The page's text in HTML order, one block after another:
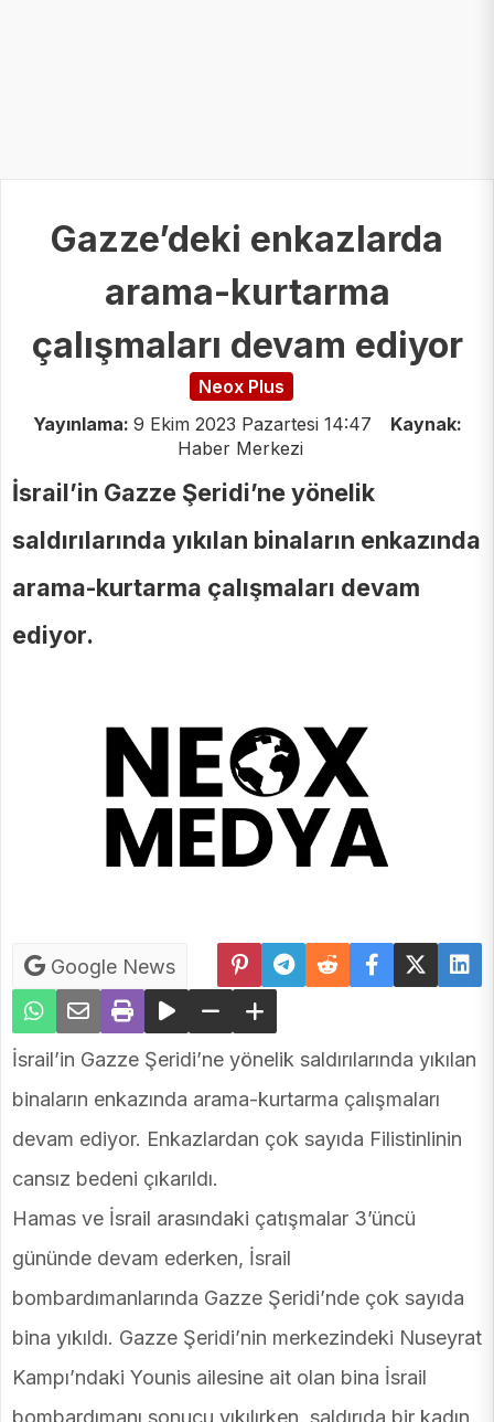
Gazze’deki enkazlarda
arama-kurtarma
çalışmaları devam ediyor
Neox Plus
Yayınlama: 9 Ekim 2023 Pazartesi 14:47
Kaynak:
Haber Merkezi
İsrail’in Gazze Şeridi’ne yönelik
saldırılarında yıkılan binaların enkazında
arama-kurtarma çalışmaları devam
ediyor.
Google News
İsrail’in Gazze Şeridi’ne yönelik saldırılarında yıkılan
binaların enkazında arama-kurtarma çalışmaları
devam ediyor. Enkazlardan çok sayıda Filistinlinin
cansız bedeni çıkarıldı.
Hamas ve İsrail arasındaki çatışmalar 3’üncü
gününde devam ederken, İsrail
bombardımanlarında Gazze Şeridi’nde çok sayıda
bina yıkıldı. Gazze Şeridi’nin merkezindeki Nuseyrat
Kampı’ndaki Younis ailesine ait olan bina İsrail
bombardımanı sonucu yıkılırken, saldırıda bir kadın